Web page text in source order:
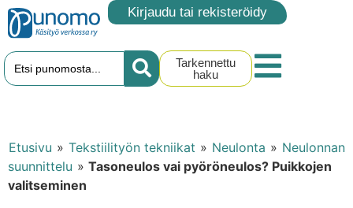
Kirjaudu tai rekisteröidy
Tarkennettu
haku
Etusivu » Tekstiilityön tekniikat » Neulonta » Neulonnan
suunnittelu » Tasoneulos vai pyöröneulos? Puikkojen
valitseminen